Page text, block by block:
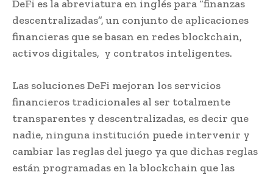
DeFi es la abreviatura en inglés para “finanzas
descentralizadas”, un conjunto de aplicaciones
financieras que se basan en redes blockchain,
activos digitales, y contratos inteligentes.
Las soluciones DeFi mejoran los servicios
financieros tradicionales al ser totalmente
transparentes y descentralizadas, es decir que
nadie, ninguna institución puede intervenir y
cambiar las reglas del juego ya que dichas reglas
están programadas en la blockchain que las